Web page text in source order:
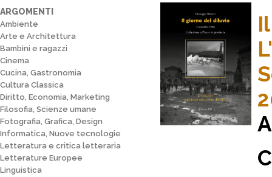
ARGOMENTI
Ambiente
Arte e Architettura
Bambini e ragazzi
Cinema
Cucina, Gastronomia
Cultura Classica
Diritto, Economia, Marketing
Filosofia, Scienze umane
Fotografia, Grafica, Design
Informatica, Nuove tecnologie
Letteratura e critica letteraria
Letterature Europee
Linguistica